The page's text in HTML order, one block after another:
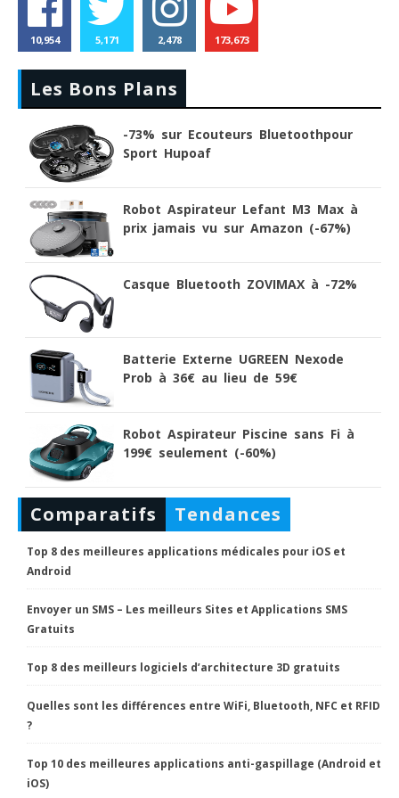
10,954 5,171 2,478 173,673
Les Bons Plans
-73% sur Ecouteurs Bluetoothpour
Sport Hupoaf
Robot Aspirateur Lefant M3 Max à
prix jamais vu sur Amazon (-67%)
Casque Bluetooth ZOVIMAX à -72%
Batterie Externe UGREEN Nexode
Prob à 36€ au lieu de 59€
Robot Aspirateur Piscine sans Fi à
199€ seulement (-60%)
Comparatifs Tendances
Top 8 des meilleures applications médicales pour iOS et
Android
Envoyer un SMS – Les meilleurs Sites et Applications SMS
Gratuits
Top 8 des meilleurs logiciels d’architecture 3D gratuits
Quelles sont les différences entre WiFi, Bluetooth, NFC et RFID
?
Top 10 des meilleures applications anti-gaspillage (Android et
iOS)